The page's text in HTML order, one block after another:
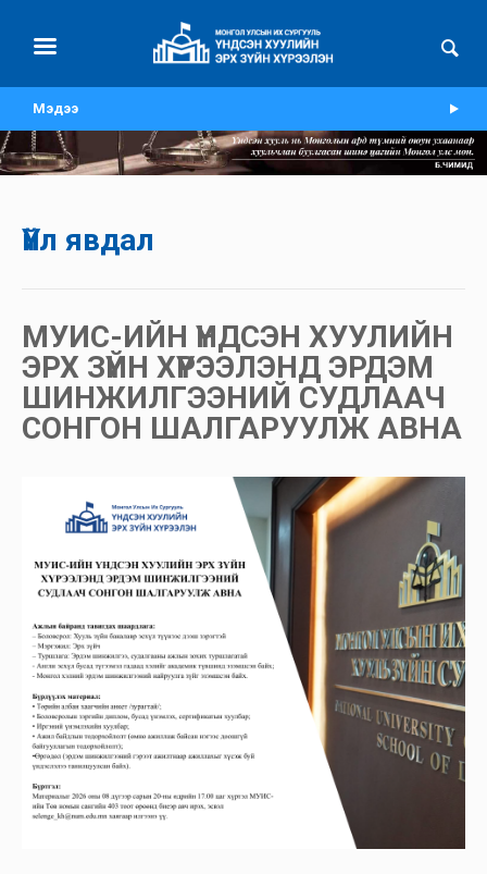
Мэдээ
Үйл явдал
МУИС-ИЙН ҮНДСЭН ХУУЛИЙН
ЭРХ ЗҮЙН ХҮРЭЭЛЭНД ЭРДЭМ
ШИНЖИЛГЭЭНИЙ СУДЛААЧ
СОНГОН ШАЛГАРУУЛЖ АВНА